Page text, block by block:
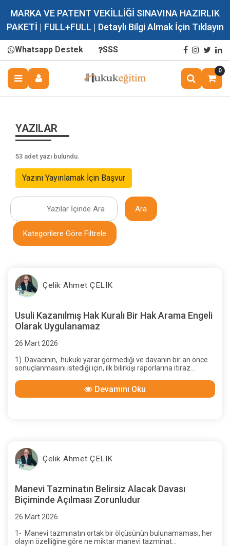
MARKA VE PATENT VEKİLLİĞİ SINAVINA HAZIRLIK
PAKETİ | FULL+FULL | Detaylı Bilgi Almak İçin Tıklayın
Whatsapp Destek SSS
0
YAZILAR
53 adet yazı bulundu.
Yazını Yayınlamak İçin Başvur
Ara
Kategorilere Göre Filtrele
Çelik Ahmet ÇELIK
Usuli Kazanılmış Hak Kuralı Bir Hak Arama Engeli
Olarak Uygulanamaz
26 Mart 2026
1) Davacının, hukuki yarar görmediği ve davanın bir an önce
sonuçlanmasını istediği için, ilk bilirkişi raporlarına itiraz
oluşturduğu gerekçesiyle, sonraki raporlardaki artışlardan..
Devamını Oku
Çelik Ahmet ÇELIK
Manevi Tazminatın Belirsiz Alacak Davası
Biçiminde Açılması Zorunludur
26 Mart 2026
1- Manevi tazminatın ortak bir ölçüsünün bulunamaması, her
olayın özelliğine göre ne miktar manevi tazminat